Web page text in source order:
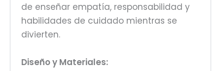
de enseñar empatía, responsabilidad y
habilidades de cuidado mientras se
divierten.
Diseño y Materiales: